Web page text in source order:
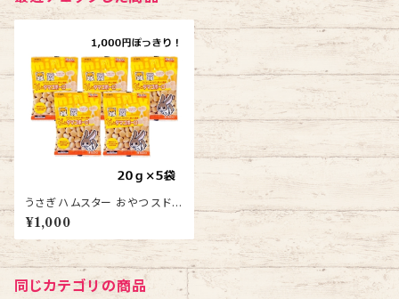
うさぎ ハムスター おやつ スドー
ちょびっと タマゴボーロ 20ｇ 5
袋 送料無料
¥1,000
同じカテゴリの商品